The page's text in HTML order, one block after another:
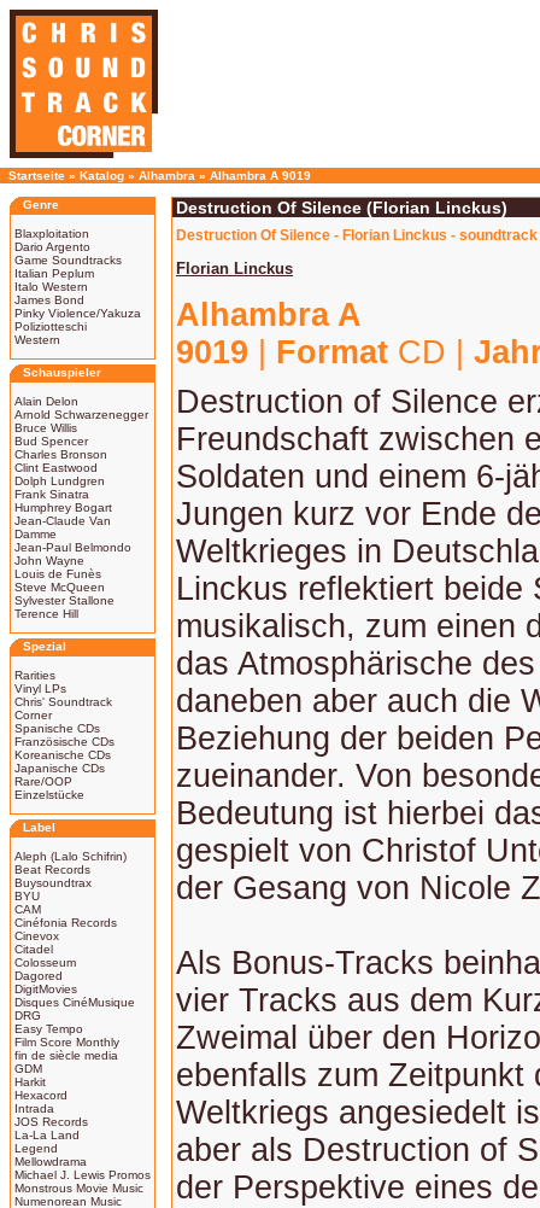
Startseite » Katalog » Alhambra » Alhambra A 9019
Genre
Blaxploitation
Dario Argento
Game Soundtracks
Italian Peplum
Italo Western
James Bond
Pinky Violence/Yakuza
Poliziotteschi
Western
Schauspieler
Alain Delon
Arnold Schwarzenegger
Bruce Willis
Bud Spencer
Charles Bronson
Clint Eastwood
Dolph Lundgren
Frank Sinatra
Humphrey Bogart
Jean-Claude Van
Damme
Jean-Paul Belmondo
John Wayne
Louis de Funès
Steve McQueen
Sylvester Stallone
Terence Hill
Spezial
Rarities
Vinyl LPs
Chris' Soundtrack
Corner
Spanische CDs
Französische CDs
Koreanische CDs
Japanische CDs
Rare/OOP
Einzelstücke
Label
Aleph (Lalo Schifrin)
Beat Records
Buysoundtrax
BYU
CAM
Cinéfonia Records
Cinevox
Citadel
Colosseum
Dagored
DigitMovies
Disques CinéMusique
DRG
Easy Tempo
Film Score Monthly
fin de siècle media
GDM
Harkit
Hexacord
Intrada
JOS Records
La-La Land
Legend
Mellowdrama
Michael J. Lewis Promos
Monstrous Movie Music
Numenorean Music
Destruction Of Silence (Florian Linckus)
Destruction Of Silence - Florian Linckus - soundtrack
Florian Linckus
Alhambra A
9019
Format CD |
Destruction of Silence
Freundschaft zwischen
Soldaten und einem 6-
Jungen kurz vor Ende
Weltkrieges in
Linckus reflektiert beide
musikalisch, zum einen
das Atmosphärische
daneben aber auch die
Beziehung der beiden
zueinander. Von
Bedeutung ist hierbei
gespielt von Christof
der Gesang von Nicole
Als Bonus-Tracks
vier Tracks aus dem
Zweimal über den
ebenfalls zum Zeitpunkt
Weltkriegs angesiedelt
aber als Destruction of
der Perspektive eines